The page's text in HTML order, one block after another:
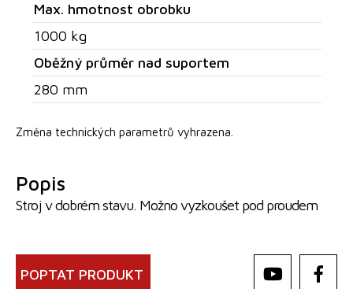
Max. hmotnost obrobku
1000 kg
Oběžný průměr nad suportem
280 mm
Změna technických parametrů vyhrazena.
Popis
Stroj v dobrém stavu. Možno vyzkoušet pod proudem
POPTAT PRODUKT